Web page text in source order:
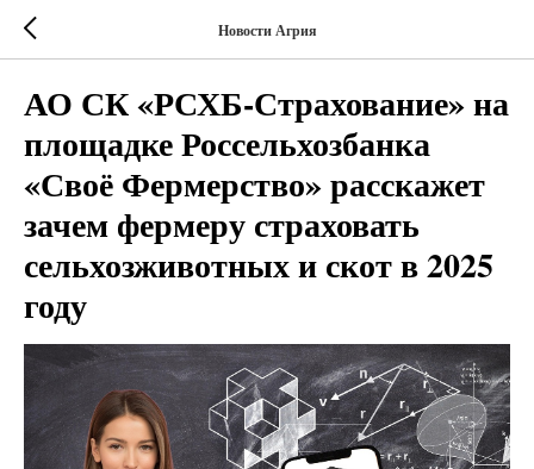
Новости Агрия
АО СК «РСХБ-Страхование» на
площадке Россельхозбанка
«Своё Фермерство» расскажет
зачем фермеру страховать
сельхозживотных и скот в 2025
году